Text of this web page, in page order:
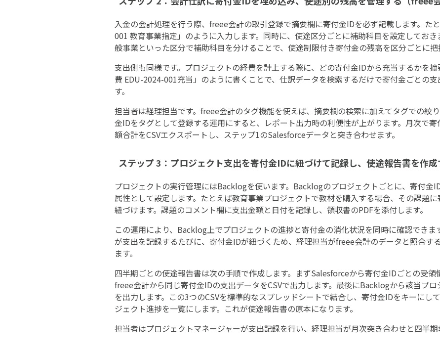
入金の会計処理を行う際、freee会計の取引登録で摘要欄に寄付金IDを必ず記載します。た
001 教育事業指定」のように入力します。同時に、使途区分ごとに補助科目を設定してお
般事業といった区分で補助科目を分けることで、使途制限付き寄付金の残高を区分ごとに把
支出側も同様です。プロジェクトの経費を計上する際に、どの寄付金IDから充当するかを
費 EDU-2024-001充当」のように書くことで、仕訳データを検索するだけで寄付金ごとの
す。
担当者は経理担当です。freee会計のタグ機能を使えば、摘要欄の検索に加えてタグでの絞
金IDをタグとして登録する運用にすると、レポート出力時の利便性が上がります。月次で
額合計をCSVエクスポートし、ステップ1のSalesforceデータと突き合わせます。
ステップ 3：プロジェクト支出を寄付金IDに紐づけて記録し、使途報告書を作
プロジェクトの実行管理にはBacklogを使います。Backlogのプロジェクトごとに、寄付金
属性として設定します。たとえば教育事業プロジェクトで教材を購入する場合、その課題
紐づけます。課題のコメント欄に支出金額と日付を記録し、領収書のPDFを添付します。
この運用により、Backlog上でプロジェクトの進捗と寄付金の消化状況を同時に確認できま
が支出を記録するたびに、寄付金IDが紐づくため、経理担当がfreee会計のデータと照合す
ます。
四半期ごとの使途報告書は次の手順で作成します。まずSalesforceから寄付金IDごとの受領
freee会計から同じ寄付金IDの支出データをCSVで出力します。最後にBacklogから該当プ
を出力します。この3つのCSVを標準的なスプレッドシートで結合し、寄付金IDをキーにし
ジェクト進捗を一覧にします。これが使途報告書の原本になります。
担当者はプロジェクトマネージャーが支出記録を行い、経理担当が月次突き合わせと四半期